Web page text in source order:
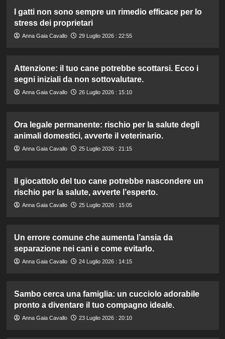
I gatti non sono sempre un rimedio efficace per lo
stress dei proprietari
Anna Gaia Cavallo 29 Luglio 2026 : 22:55
Attenzione: il tuo cane potrebbe scottarsi. Ecco i
segni iniziali da non sottovalutare.
Anna Gaia Cavallo 26 Luglio 2026 : 15:10
Ora legale permanente: rischio per la salute degli
animali domestici, avverte il veterinario.
Anna Gaia Cavallo 25 Luglio 2026 : 21:15
Il giocattolo del tuo cane potrebbe nascondere un
rischio per la salute, avverte l’esperto.
Anna Gaia Cavallo 25 Luglio 2026 : 15:05
Un errore comune che aumenta l’ansia da
separazione nei cani e come evitarlo.
Anna Gaia Cavallo 24 Luglio 2026 : 14:15
Sambo cerca una famiglia: un cucciolo adorabile
pronto a diventare il tuo compagno ideale.
Anna Gaia Cavallo 23 Luglio 2026 : 20:10